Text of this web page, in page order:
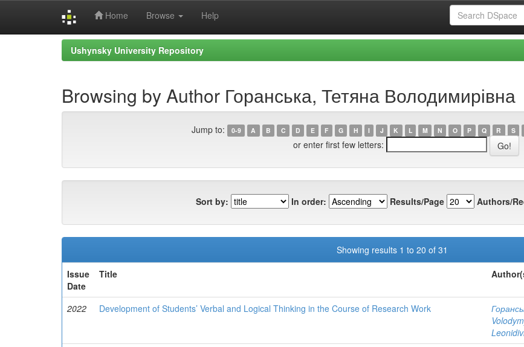
Home Browse Help
Ushynsky University Repository
Browsing by Author Горанська, Тетяна Володимирівна
Jump to: 0-9 A B C D E F G H I J K L M N O P Q R S
or enter first few letters:
Sort by: In order: Results/Page Authors/
Showing results 1 to 20 of 31
Issue
Date
Title
2022 Development of Students’ Verbal and Logical Thinking in the Course of Research Work